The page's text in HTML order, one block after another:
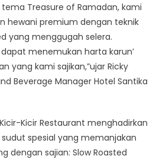
Treasure of Ramadan, kami
hewani premium dengan teknik
yang menggugah selera.
menemukan harta karun’
yang kami sajikan,”ujar Ricky
Beverage Manager Hotel Santika
Kicir Restaurant menghadirkan
spesial yang memanjakan
dengan sajian: Slow Roasted